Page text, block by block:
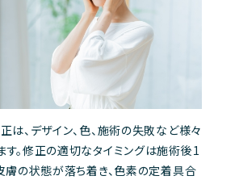
は、デザイン、色、施術の失敗など様々
。修正の適切なタイミングは施術後1
膚の状態が落ち着き、色素の定着具合